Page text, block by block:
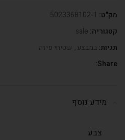
מק"ט: 5023368102-1
קטגוריה: sale
תגיות:במבצע , שטיחי פיזה
Share:
מידע נוסף
צבע